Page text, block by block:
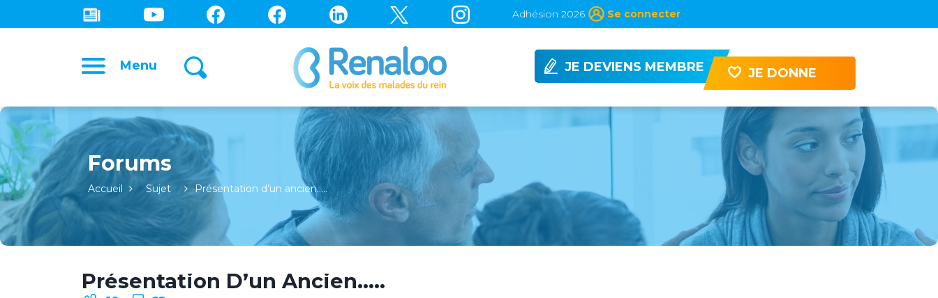
Adhésion 2026 Se connecter
Menu JE DEVIENS MEMBRE JE DONNE
Forums
Accueil Sujet Présentation d’un ancien…..
Présentation D’un Ancien…..